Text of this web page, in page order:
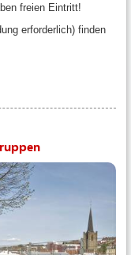
freien Eintritt!
erforderlich) finden